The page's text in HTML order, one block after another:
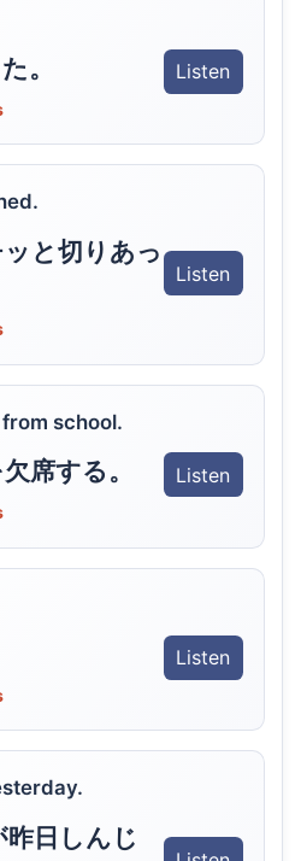
。 Listen
と切りあっ
Listen
school.
席する。 Listen
Listen
日しんじ